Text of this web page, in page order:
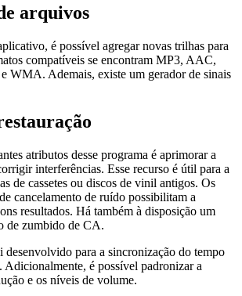
arquivos
é possível agregar novas trilhas para
compatíveis se encontram MP3, AAC,
WMA. Ademais, existe um gerador de sinais
atributos desse programa é aprimorar a
interferências. Esse recurso é útil para a
de cassetes ou discos de vinil antigos. Os
cancelamento de ruído possibilitam a
resultados. Há também à disposição um
de zumbido de CA.
para a sincronização do tempo
Adicionalmente, é possível padronizar a
e os níveis de volume.